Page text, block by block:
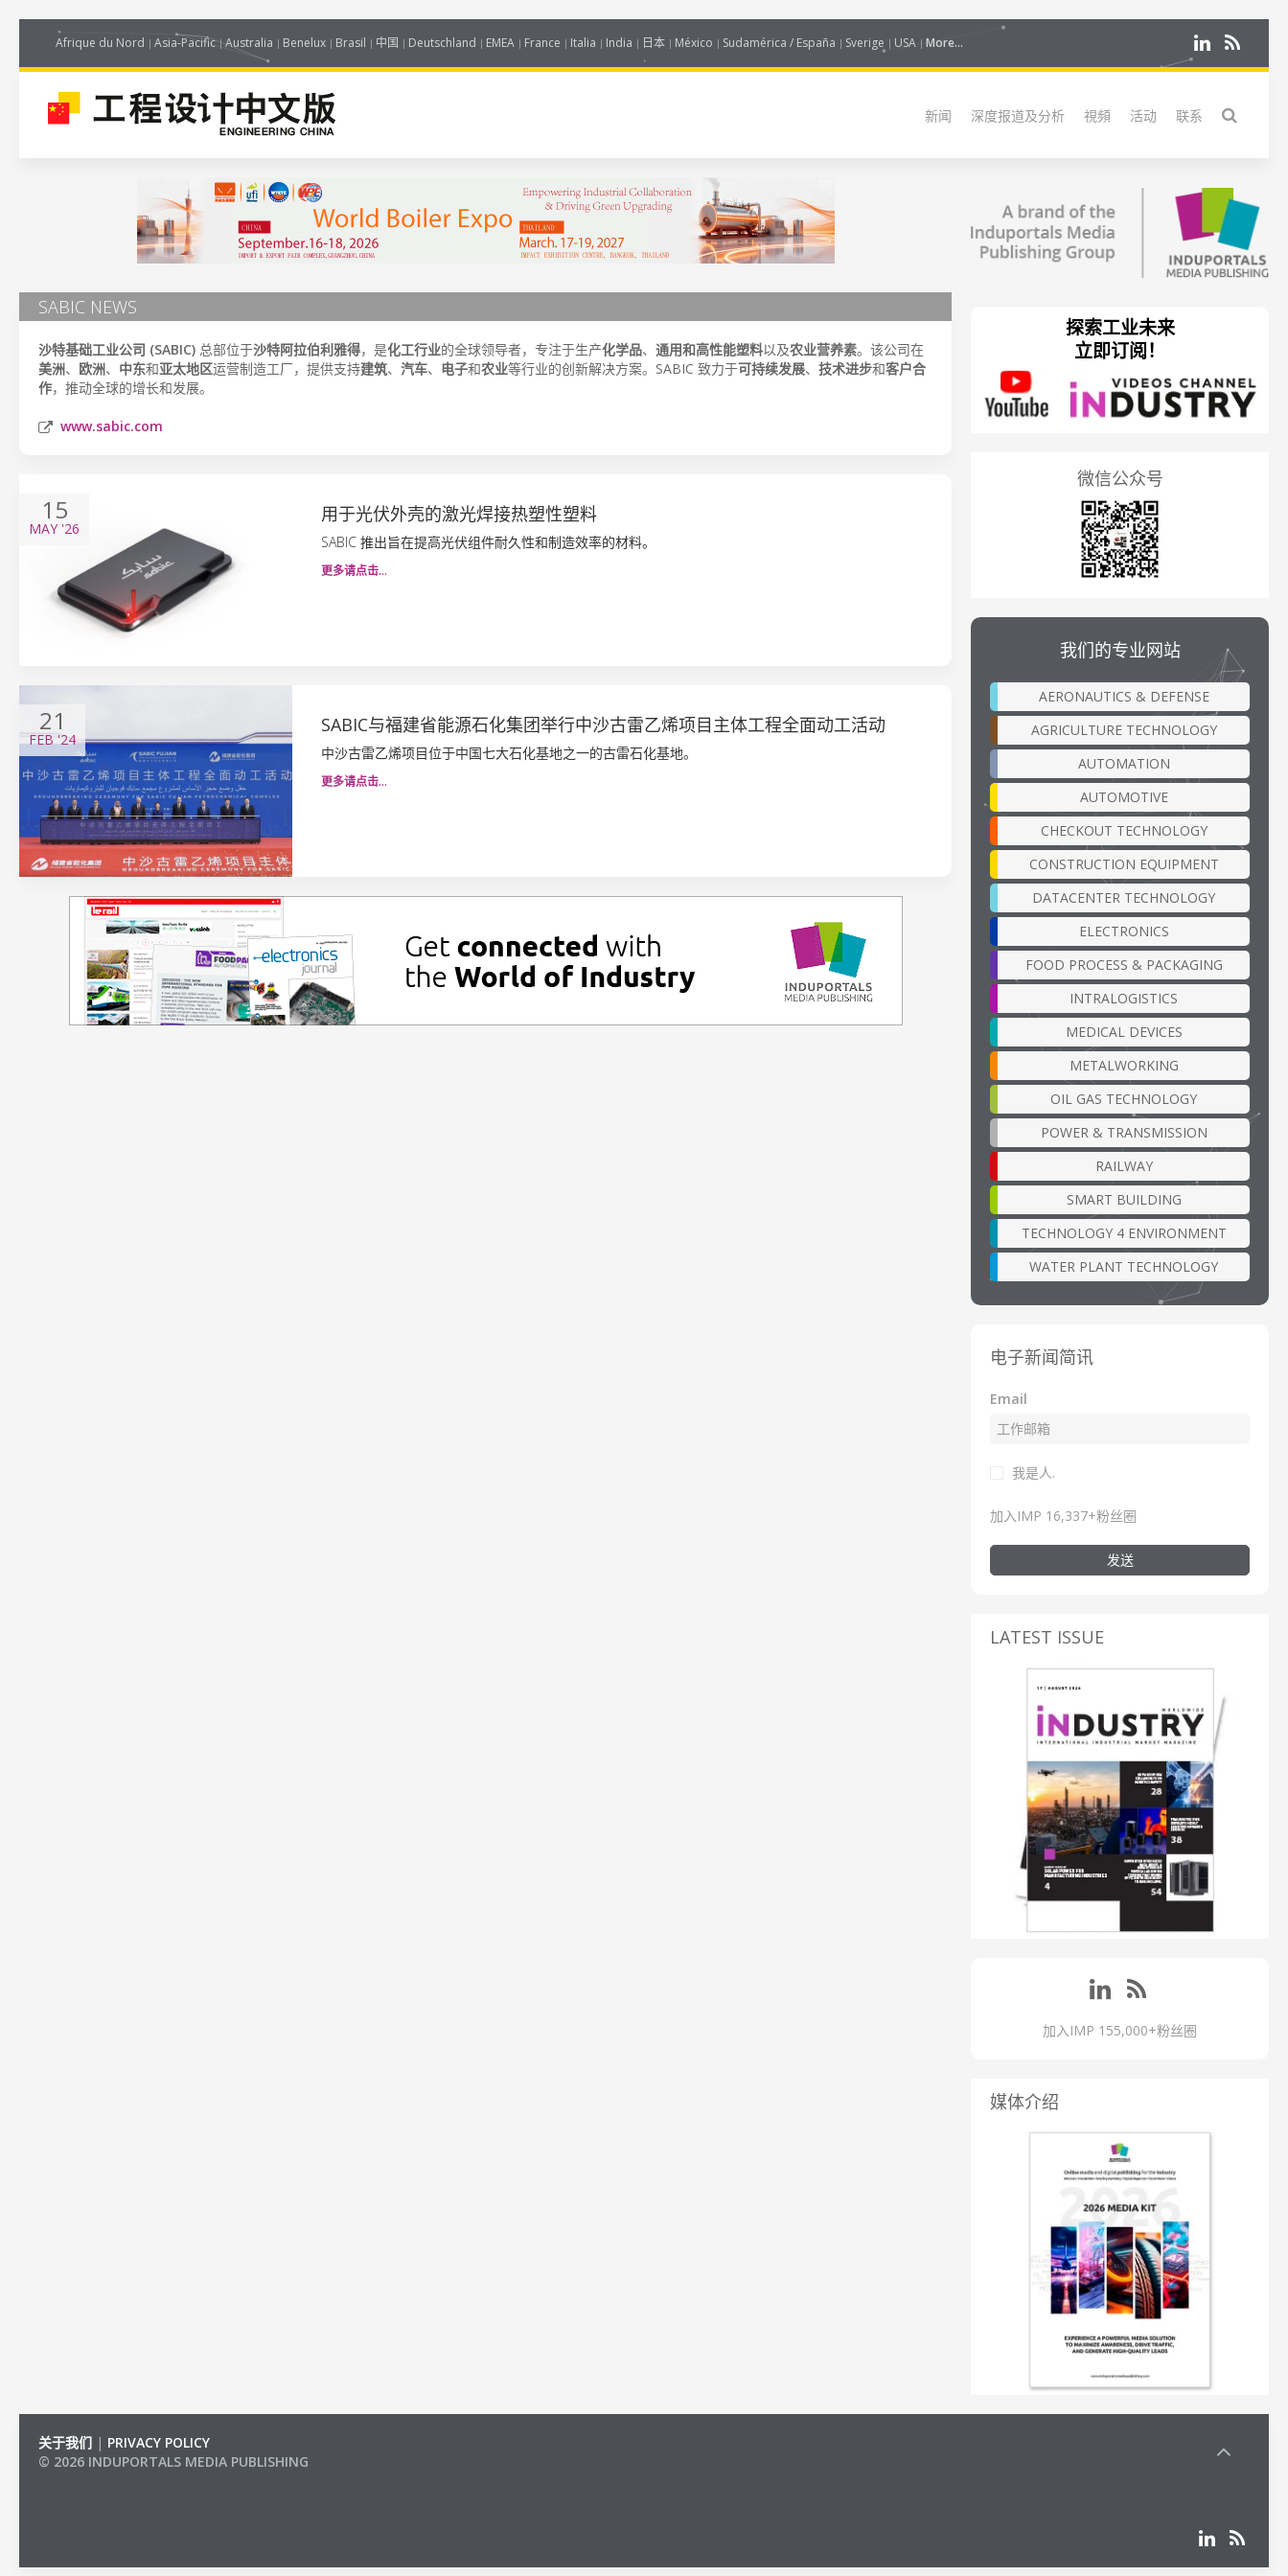
Afrique du Nord Asia-Pacific Australia Benelux Brasil 中国 Deutschland EMEA France Italia India 日本 México Sudamérica / España Sverige USA More...
新闻 深度报道及分析 視頻 活动 联系
SABIC NEWS
沙特基础工业公司 (SABIC) 总部位于沙特阿拉伯利雅得，是化工行业的全球领导者，专注于生产化学品、 通用和高性能塑料以及农业营养素。该公司在
美洲、 欧洲、 中东和亚太地区运营制造工厂，提供支持建筑、 汽车、 电子和农业等行业的创新解决方案。SABIC 致力于可持续发展、 技术进步和客户合
作，推动全球的增长和发展。
www.sabic.com
15
MAY '26
用于光伏外壳的激光焊接热塑性塑料
SABIC 推出旨在提高光伏组件耐久性和制造效率的材料。
更多请点击…
21
FEB'24
SABIC与福建省能源石化集团举行中沙古雷乙烯项目主体工程全面动工活动
中沙古雷乙烯项目位于中国七大石化基地之一的古雷石化基地。
更多请点击…
探索工业未来
立即订阅！
微信公众号
我们的专业网站
AERONAUTICS & DEFENSE
AGRICULTURE TECHNOLOGY
AUTOMATION
AUTOMOTIVE
CHECKOUT TECHNOLOGY
CONSTRUCTION EQUIPMENT
DATACENTER TECHNOLOGY
ELECTRONICS
FOOD PROCESS & PACKAGING
INTRALOGISTICS
MEDICAL DEVICES
METALWORKING
OIL GAS TECHNOLOGY
POWER & TRANSMISSION
RAILWAY
SMART BUILDING
TECHNOLOGY 4 ENVIRONMENT
WATER PLANT TECHNOLOGY
电子新闻简讯
Email
我是人.
加入IMP 16,337+粉丝圈
发送
LATEST ISSUE
加入IMP 155,000+粉丝圈
媒体介绍
关于我们 | PRIVACY POLICY
© 2026 INDUPORTALS MEDIA PUBLISHING